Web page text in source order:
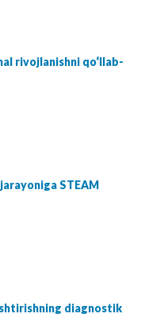
rivojlanishni qo‘llab-
STEAM
diagnostik